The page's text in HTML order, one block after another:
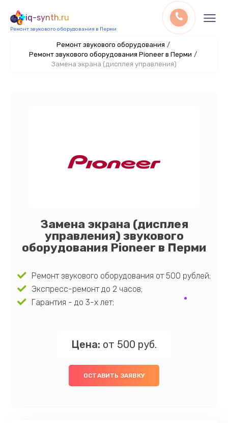
iq-synth.ru
Ремонт звукового оборудования в Перми
Ремонт звукового оборудования /
Ремонт звукового оборудования Pioneer в Перми /
Замена экрана (дисплея управления)
Замена экрана (дисплея
управления) звукового
оборудования Pioneer в Перми
Ремонт звукового оборудования от 500 рублей;
Экспресс-ремонт до 2 часов;
Гарантия - до 3-х лет;
Цена: от 500 руб.
ОСТАВИТЬ ЗАЯВКУ